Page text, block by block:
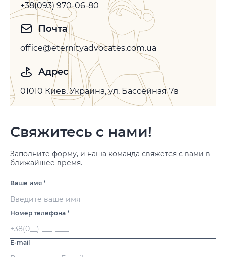
+38(093) 970-06-80
Почта
office@eternityadvocates.com.ua
Адрес
01010 Киев, Украина, ул. Бассейная 7в
Свяжитесь с нами!
Заполните форму, и наша команда свяжется с вами в
ближайшее время.
Ваше имя *
Номер телефона *
E-mail